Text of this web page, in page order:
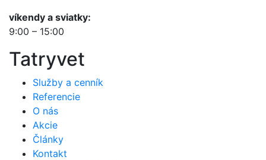
víkendy a sviatky:
9:00 – 15:00
Tatryvet
Služby a cenník
Referencie
O nás
Akcie
Články
Kontakt